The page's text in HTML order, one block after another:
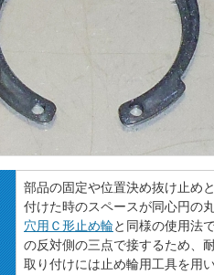
部品の固定や位置決め抜け止め
付けた時のスペースが同心円の
穴用Ｃ形止め輪と同様の使用法
の反対側の三点で接するため、
取り付けには止め輪用工具を用